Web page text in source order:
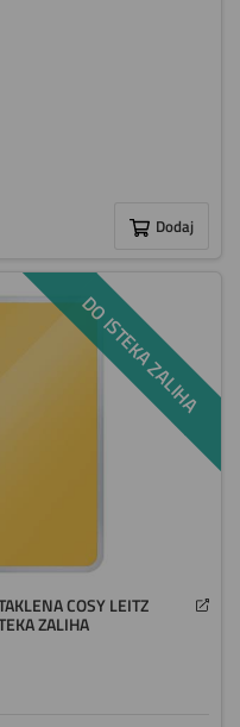
Dodaj
DO ISTEKA ZALIHA
COSY LEITZ
ZALIHA